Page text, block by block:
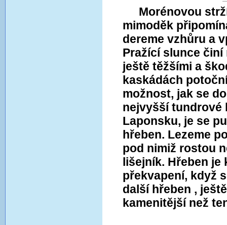
Morénovou
mimoděk
dereme vzhůru a
Pražící slunce
ještě těžšími a
kaskádách
možnost, jak se
nejvyšší tundrové
Laponsku, je se
hřeben. Lezeme
pod nimiž rostou
lišejník. Hřeben je
překvapení, když
další hřeben ,
kamenitější než